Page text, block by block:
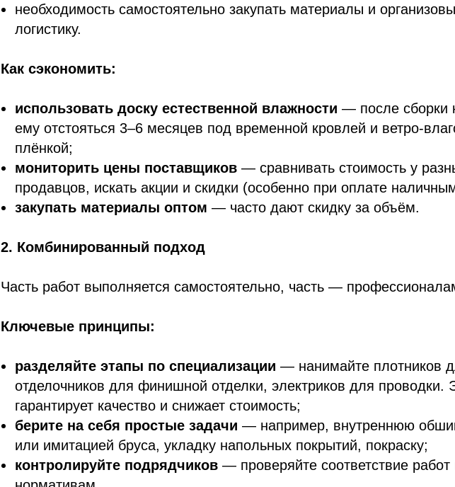
необходимость самостоятельно закупать материалы и
логистику.
Как сэкономить:
использовать доску естественной влажности — после сборки
ему отстояться 3–6 месяцев под временной кровлей и
плёнкой;
мониторить цены поставщиков — сравнивать стоимость у
продавцов, искать акции и скидки (особенно при оплате
закупать материалы оптом — часто дают скидку за объём.
2. Комбинированный подход
Часть работ выполняется самостоятельно, часть —
Ключевые принципы:
разделяйте этапы по специализации — нанимайте плотников
отделочников для финишной отделки, электриков для проводки.
гарантирует качество и снижает стоимость;
берите на себя простые задачи — например, внутреннюю
или имитацией бруса, укладку напольных покрытий, покраску;
контролируйте подрядчиков — проверяйте соответствие работ